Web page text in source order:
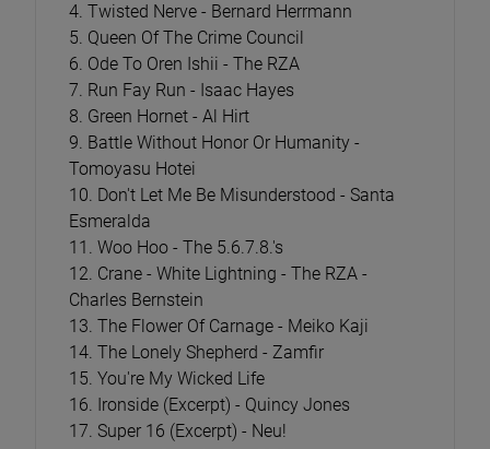
4. Twisted Nerve - Bernard Herrmann
5. Queen Of The Crime Council
6. Ode To Oren Ishii - The RZA
7. Run Fay Run - Isaac Hayes
8. Green Hornet - Al Hirt
9. Battle Without Honor Or Humanity -
Tomoyasu Hotei
10. Don't Let Me Be Misunderstood - Santa
Esmeralda
11. Woo Hoo - The 5.6.7.8.'s
12. Crane - White Lightning - The RZA -
Charles Bernstein
13. The Flower Of Carnage - Meiko Kaji
14. The Lonely Shepherd - Zamfir
15. You're My Wicked Life
16. Ironside (Excerpt) - Quincy Jones
17. Super 16 (Excerpt) - Neu!